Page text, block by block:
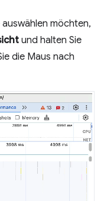
auswählen möchten,
und halten Sie
die Maus nach